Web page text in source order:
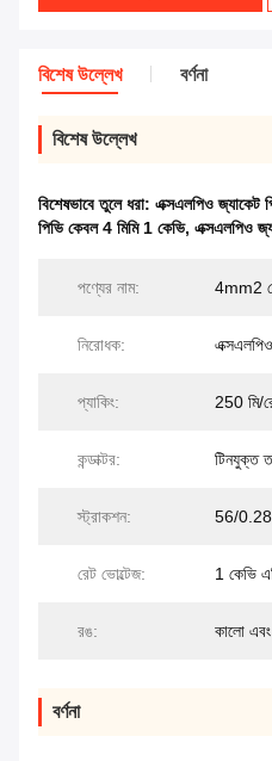
বিশেষ উল্লেখ বর্ণনা
বিশেষ উল্লেখ
বিশেষভাবে তুলে ধরা: এক্সএলপিও জ্যাকেট
পিভি কেবল 4 মিমি 1 কেভি, এক্সএলপিও
পণ্যের নাম: 4mm2
নিরোধক: এক্সএলপিও
প্যাকিং: 250 মি/
কন্ডাক্টর: টিনযুক্ত
স্ট্রাকশন: 56/
রেট ভোল্টেজ: 1 কেভি
রঙ: কালো
বর্ণনা